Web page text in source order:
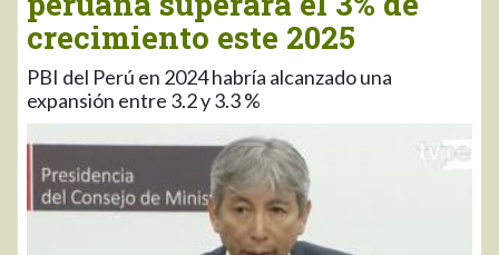
crecimiento este 2025
PBI del Perú en 2024 habría alcanzado una
expansión entre 3.2 y 3.3 %